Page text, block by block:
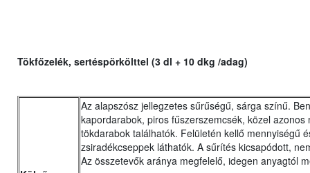
Tökfőzelék, sertéspörkölttel (3 dl + 10 dkg /adag)
Az alapszósz jellegzetes sűrűségű, sárga színű.
kapordarabok, piros fűszerszemcsék, közel azonos
tökdarabok találhatók. Felületén kellő mennyiségű
zsiradékcseppek láthatók. A sűrítés kicsapódott,
Az összetevők aránya megfelelő, idegen anyagtól